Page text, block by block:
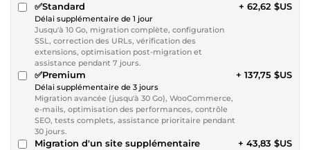
✅Standard
Délai supplémentaire de 1 jour
Jusqu'à 10 Go, migration complète, configuration
SSL, correction des URLs, vérification des
extensions, optimisation post-migration et
assistance pendant 7 jours.
+ 62,62 $US
✅Premium
Délai supplémentaire de 3 jours
Migration avancée (jusqu'à 30 Go), WooCommerce,
e-mails, optimisation des performances, contrôle
SEO, tests complets, assistance prioritaire pendant
30 jours.
+ 137,75 $US
Migration d'un site supplémentaire + 43,83 $US